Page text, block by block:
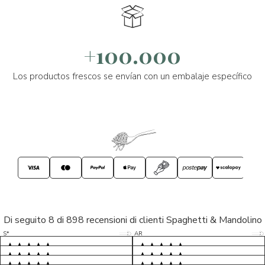
+100.000
Los productos frescos se envían con un embalaje específico
Di seguito 8 di 898 recensioni di clienti Spaghetti & Mandolino
S* 5/5
Tutto ok. Consegna celere , pacco
LP 5/5
M* 5/5
MC 5/5
AR 5/5
esperienza sicuramente positiva,
D* 5/5
S* 5/5